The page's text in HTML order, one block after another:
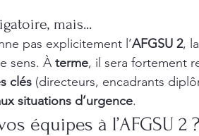
mais...
pas explicitement l’AFGSU 2,
sens. À terme, il sera fortement
clés (directeurs, encadrants
situations d’urgence.
équipes à l’AFGSU 2 ?